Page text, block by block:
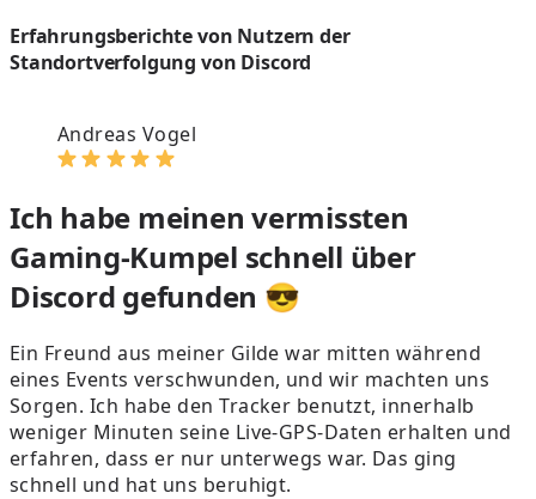
Erfahrungsberichte von Nutzern der
Standortverfolgung von Discord
Andreas Vogel
Ich habe meinen vermissten
Gaming-Kumpel schnell über
Discord gefunden 😎
Ein Freund aus meiner Gilde war mitten während
eines Events verschwunden, und wir machten uns
Sorgen. Ich habe den Tracker benutzt, innerhalb
weniger Minuten seine Live-GPS-Daten erhalten und
erfahren, dass er nur unterwegs war. Das ging
schnell und hat uns beruhigt.